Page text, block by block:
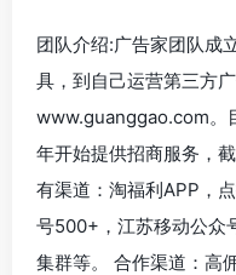
团队介绍:广告家团队成
具，到自己运营第三方
www.guanggao.com。
年开始提供招商服务，
有渠道：淘福利APP，
号500+，江苏移动公众
集群等。 合作渠道：高